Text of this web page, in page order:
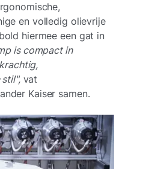
en volledig olievrije
hiermee een gat in
is compact in
vat
Kaiser samen.